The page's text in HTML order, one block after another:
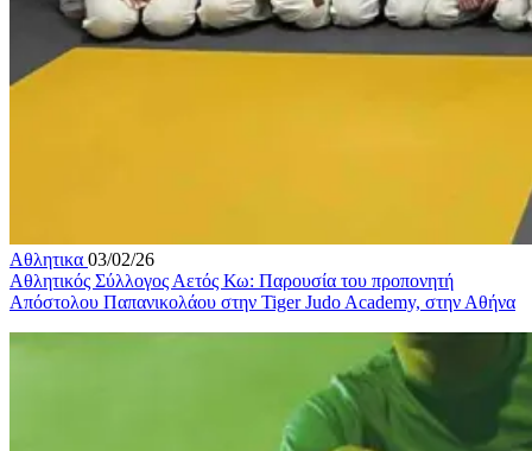
Αθλητικα 03/02/26
Αθλητικός Σύλλογος Αετός Κω: Παρουσία του προπονητή
Απόστολου Παπανικολάου στην Tiger Judo Academy, στην Αθήνα